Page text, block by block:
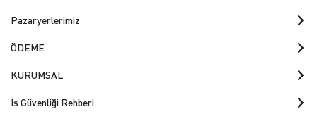
Pazaryerlerimiz
ÖDEME
KURUMSAL
İş Güvenliği Rehberi